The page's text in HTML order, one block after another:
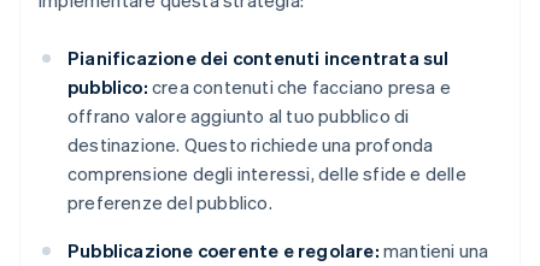
Pianificazione dei contenuti incentrata sul
pubblico: crea contenuti che facciano presa e
offrano valore aggiunto al tuo pubblico di
destinazione. Questo richiede una profonda
comprensione degli interessi, delle sfide e delle
preferenze del pubblico.
Pubblicazione coerente e regolare: mantieni una